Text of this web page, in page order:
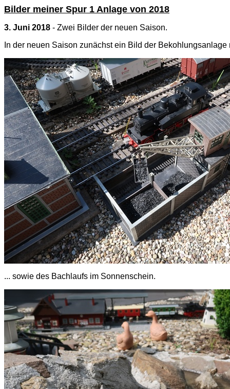
Bilder meiner Spur 1 Anlage von 2018
3. Juni 2018 - Zwei Bilder der neuen Saison.
In der neuen Saison zunächst ein Bild der Bekohlungsanlage
... sowie des Bachlaufs im Sonnenschein.